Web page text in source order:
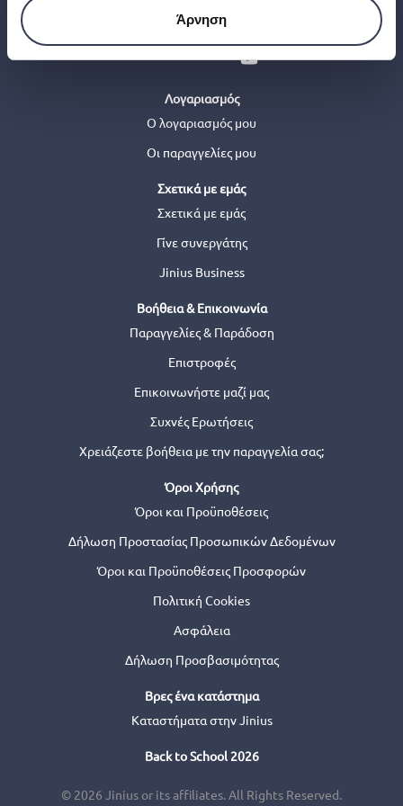
Άρνηση
Λογαριασμός
Ο λογαριασμός μου
Οι παραγγελίες μου
Σχετικά με εμάς
Σχετικά με εμάς
Γίνε συνεργάτης
Jinius Business
Βοήθεια & Επικοινωνία
Παραγγελίες & Παράδοση
Επιστροφές
Επικοινωνήστε μαζί μας
Συχνές Ερωτήσεις
Χρειάζεστε βοήθεια με την παραγγελία σας;
Όροι Χρήσης
Όροι και Προϋποθέσεις
Δήλωση Προστασίας Προσωπικών Δεδομένων
Όροι και Προϋποθέσεις Προσφορών
Πολιτική Cookies
Ασφάλεια
Δήλωση Προσβασιμότητας
Βρες ένα κατάστημα
Καταστήματα στην Jinius
Back to School 2026
© 2026 Jinius or its affiliates. All Rights Reserved.